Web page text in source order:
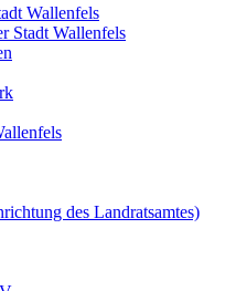
Wallenfels
Stadt Wallenfels
des Landratsamtes)